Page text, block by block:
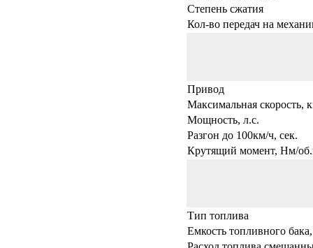
Степень сжатия
Кол-во передач на
Привод
Максимальная скорость,
Мощность, л.с.
Разгон до 100км/ч, сек.
Крутящий момент, Нм/
Тип топлива
Емкость топливного